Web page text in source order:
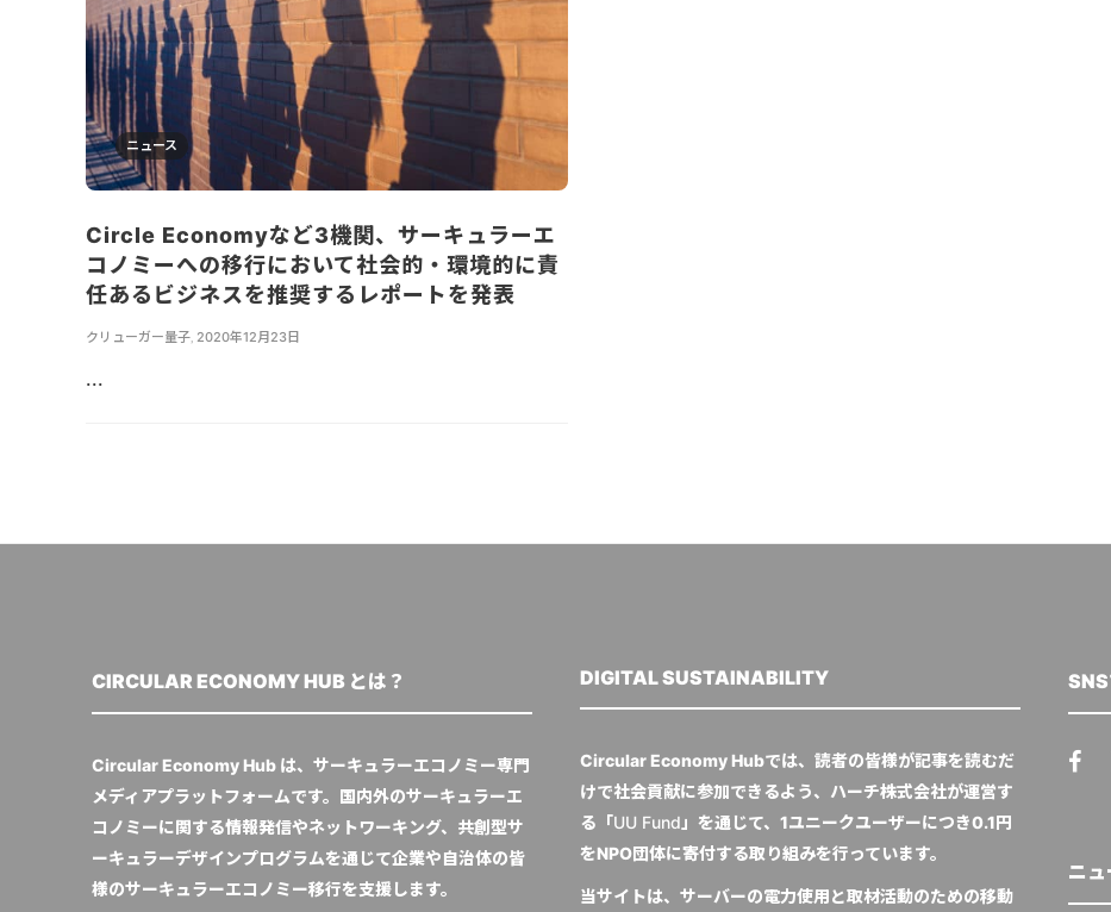
ニュース
Circle Economyなど3機関、サーキュラーエ
コノミーへの移行において社会的・環境的に責
任あるビジネスを推奨するレポートを発表
クリューガー量子 2020年12月23日
...
CIRCULAR ECONOMY HUB とは？
Circular Economy Hub は、サーキュラーエコノミー専門
メディアプラットフォームです。国内外のサーキュラーエ
コノミーに関する情報発信やネットワーキング、共創型サ
ーキュラーデザインプログラムを通じて企業や自治体の皆
様のサーキュラーエコノミー移行を支援します。
DIGITAL SUSTAINABILITY
Circular Economy Hubでは、読者の皆様が記事を読むだ
けで社会貢献に参加できるよう、ハーチ株式会社が運営す
る「UU Fund 」を通じて、1ユニークユーザーにつき0.1円
をNPO団体に寄付する取り組みを行っています。
当サイトは、サーバーの電力使用と取材活動のための移動
ニ